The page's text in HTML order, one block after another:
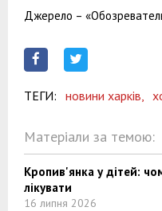
Джерело –
ТЕГИ: новини харків,
Матеріали за темою:
Кропив'янка у дітей:
лікувати
16 липня 2026